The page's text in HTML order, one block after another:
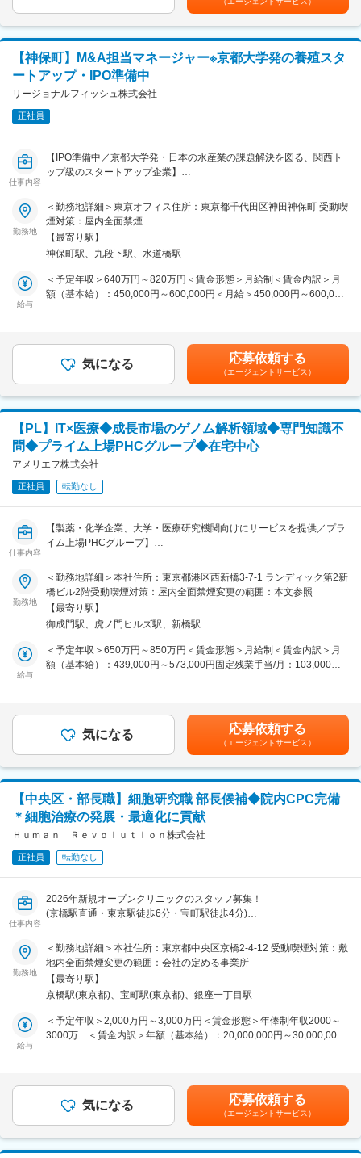
の折衝
・上記を含む、IPO準備全般の推進
■キャリアパス：
グループ会社の決算のとりまとめやグループ会社のCFOなどを任され
る人材へと成長いただけることを期待しています。
■組織構成：
決算統括部への配属を想定しています。
しています。
■就業環境：
基本は出社を想定していますが、ご家庭の事情等に応じてリモートワ
■魅力・やりがい：
級・将来性の高い同社のIPO準備に携われる、またとない機会です。
■当社の特徴：
・当社は京都大学と近畿大学の水産物品種改良に係る共同研究の成果
を社会実装するベンチャー企業です。DNAを狙って刺激を与え、その
自然の回復力で自然な変異が起きる欠失型ゲノム編集は、これまで品
種改良で長い時間をかけて行われてきたプロセスを高速で再現するた
めの技術です。
・オープンイノベーションも実施しており、様々な大手企業や公的支
援機関、大学等と共同研究をしています。
【神保町】M&A担当マネージャー※京都大学発の養殖スタ
ートアップ・IPO準備中
リージョナルフィッシュ株式会社
正社員
仕事内容
【IPO準備中／京都大学発・日本の水産業の課題解決を図る、関西ト
ップ級のスタートアップ企業】
水産業界にて重要な成長戦略であるM&Aを少数精鋭チームで推進する
ための、M&A担当マネジャーを募集します。
■主な職務内容：
雇入直後
・資本提携先候補のソーシングと提携に向けたスキーム検討
・デューデリジェンス実務
・グループ会社・グループ全体の財務戦略の策定・実務
■組織構成：
社長室の配属となり、現状3名で構成されております。30代が中心の
若い組織です。
■就業環境：
基本は出社を想定していますが、ご家庭の事情等に応じてリモートワ
ークが可能です
■魅力：
・M&Aは今後の事業成長を担う非常に重要な分野で、裁量大きく事業
・社長直下の部署ということもあり、代表との距離が大変近く、社長
と対等に話せたり、考え方などを間近で知ることができ、成長環境抜
・スマート養殖技術によって日本の養殖業の成長に貢献しており、社
会貢献性の高い事業を支えるやりがいがあります。
■当社の特徴：
会実装するベンチャー企業です。DNAを狙って刺激を与え、その自然
の回復力で自然な変異が起きる欠失型ゲノム編集は、これまで品種改
援機関、大学等と共同研究をしています。
■MISSION：
”タンパク質クライシス”を始めとする食料問題や、衰退する日本の水
産業の課題解決に残された時間は多くありません。その突破口が我々
のコア技術「ゲノム編集」。
私たちはこのゲノム編集技術と、IoTなどを駆使した養殖環境によっ
て、日本の養殖業を高付加価値化し、サステイナブルな成長産業に変
えます。
そして日本の漁業が世界の課題であるタンパク質クライシスを”早
勤務地
＜勤務地詳細＞東京オフィス住所：東京都千代田区神田神保町 受動喫
煙対策：屋内全面禁煙
【最寄り駅】
神保町駅、九段下駅、水道橋駅
給与
＜予定年収＞640万円～820万円＜賃金形態＞月給制＜賃金内訳＞月
額（基本給）：450,000円～600,000円＜月給＞450,000円～600,000
気になる 応募依頼する
（エージェントサービス）
【PL】IT×医療◆成長市場のゲノム解析領域◆専門知識不
問◆プライム上場PHCグループ◆在宅中心
アメリエフ株式会社
正社員 転勤なし
仕事内容
【製薬・化学企業、大学・医療研究機関向けにサービスを提供／プラ
イム上場PHCグループ】
・バイオインフォマティクス技術を活用した「自社プロダクトの開
発」や、顧客の解析フローをオーダーメイドでシステム化し、最適解
を提供する「受託のシステム開発」を両輪として事業を展開していま
す。各サービスで提案から設計、開発、運用まで一貫して担当いただ
きます。
・医療創薬を中心に、食品企業、化学メーカー、環境調査など様々な
領域でゲノム解析の技術が活用されています。システム開発とゲノム
解析の技術を使って、広く社会に価値を届ける仕事です。
■業務詳細：
・エンジニア/バイオインフォマティシャンと連携したシステム開発プ
ロジェクトのリード
・自社プロダクト開発における新機能開発および機能改善
・自社サービスをグロースさせるための課題設定、仮説検証、プロダ
・開発フレームワークの整備や各PJで得た技術のアセット化
・自身でのプログラミングとコードレビューなどによるメンバーの育
・活用する技術、基盤の選定・評価
【医療・創薬を中心に、幅広い領域で社会へ価値を届けることができ
る】
システムによって使いやすくすることで価値を生み出す必要性と余地
が非常に大きく残されている分野です！
さまざまな技術にチャレンジしながらスキルを高めつつ、複数のプロ
ジェクトをリードできるようサポートします！
■代表コメント：
創薬・ヘルスケアなど、様々なデータを活用し、他にはない業務を経
験できます。個別化医療・ヘルスケアに役立つサービスを創り上げる
ことに情熱を傾けられる方を募集しています！
勤務地
＜勤務地詳細＞本社住所：東京都港区西新橋3-7-1 ランディック第2新
橋ビル2階受動喫煙対策：屋内全面禁煙変更の範囲：本文参照
【最寄り駅】
御成門駅、虎ノ門ヒルズ駅、新橋駅
給与
＜予定年収＞650万円～850万円＜賃金形態＞月給制＜賃金内訳＞月
額（基本給）：439,000円～573,000円固定残業手当/月：103,000円
年2回賃金はあくまでも目安の金額であり、選考を通じて上下する可
能性があります。月給(月額)は固定手当を含めた表記です。
気になる 応募依頼する
（エージェントサービス）
【中央区・部長職】細胞研究職 部長候補◆院内CPC完備
＊細胞治療の発展・最適化に貢献
Ｈｕｍａｎ Ｒｅｖｏｌｕｔｉｏｎ株式会社
正社員 転勤なし
仕事内容
2026年新規オープンクリニックのスタッフ募集！
(京橋駅直通・東京駅徒歩6分・宝町駅徒歩4分)
当クリニックでは再生医療および、がん免疫療法をメインに行ってい
ます。
院内CPC（細胞培養加工施設）を完備し、培養作業から臨床応用まで
一貫して対応しています。
細胞研究部では、細胞治療の発展・最適化を目的とした研究を行って
おり、さらなる研究推進のため新たに研究リーダー候補及びプレイン
グマネージャーを募集します。
短期的な目標としては、現在既に活用している細胞治療のさらなる改
長期的には、今後臨床で活用可能な、これまでにない新たな治療法の
勤務地
＜勤務地詳細＞本社住所：東京都中央区京橋2-4-12 受動喫煙対策：敷
地内全面禁煙変更の範囲：会社の定める事業所
【最寄り駅】
京橋駅(東京都)、宝町駅(東京都)、銀座一丁目駅
給与
＜予定年収＞2,000万円～3,000万円＜賃金形態＞年俸制年収2000～
3000万 ＜賃金内訳＞年額（基本給）：20,000,000円～30,000,000
し、選考を通じて決定いたします。賃金はあくまでも目安の金額であ
り、選考を通じて上下する可能性があります。月給(月額)は固定手当
気になる 応募依頼する
（エージェントサービス）